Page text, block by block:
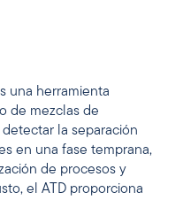
una herramienta
de mezclas de
la separación
en una fase temprana,
de procesos y
el ATD proporciona